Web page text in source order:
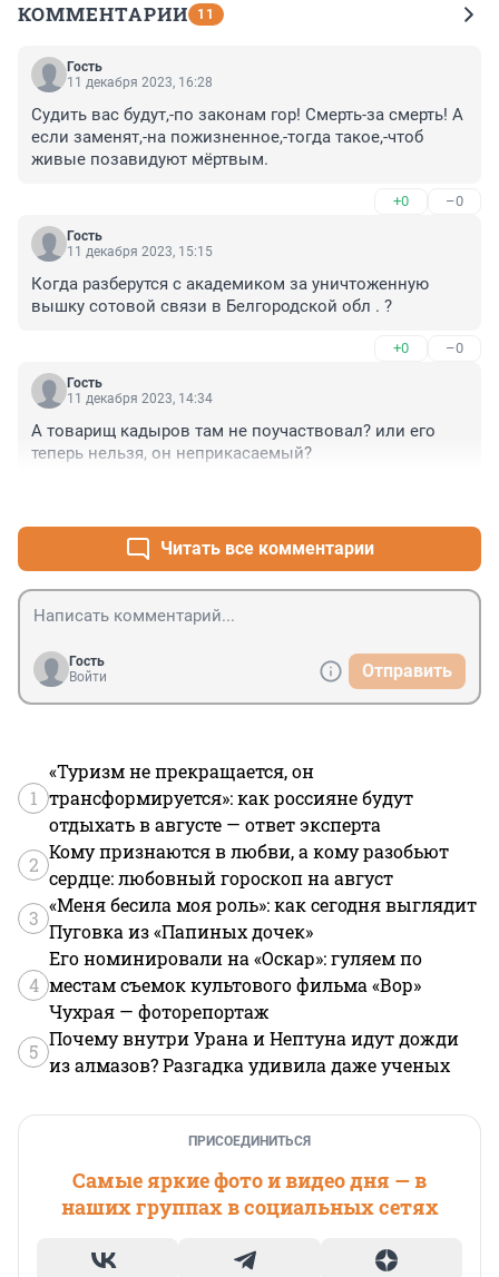
КОММЕНТАРИИ 11
Гость
11 декабря 2023, 16:28
Судить вас будут,-по законам гор! Смерть-за смерть! А
если заменят,-на пожизненное,-тогда такое,-чтоб
живые позавидуют мёртвым.
+0 –0
Гость
11 декабря 2023, 15:15
Когда разберутся с академиком за уничтоженную
вышку сотовой связи в Белгородской обл . ?
+0 –0
Гость
11 декабря 2023, 14:34
А товарищ кадыров там не поучаствовал? или его
теперь нельзя, он неприкасаемый?
Читать все комментарии
Гость
Войти
Отправить
1
«Туризм не прекращается, он
трансформируется»: как россияне будут
отдыхать в августе — ответ эксперта
2
Кому признаются в любви, а кому разобьют
сердце: любовный гороскоп на август
3
«Меня бесила моя роль»: как сегодня выглядит
Пуговка из «Папиных дочек»
4
Его номинировали на «Оскар»: гуляем по
местам съемок культового фильма «Вор»
Чухрая — фоторепортаж
5
Почему внутри Урана и Нептуна идут дожди
из алмазов? Разгадка удивила даже ученых
ПРИСОЕДИНИТЬСЯ
Самые яркие фото и видео дня — в
наших группах в социальных сетях